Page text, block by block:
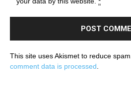
This site uses Akismet to reduce spam.
comment data is processed